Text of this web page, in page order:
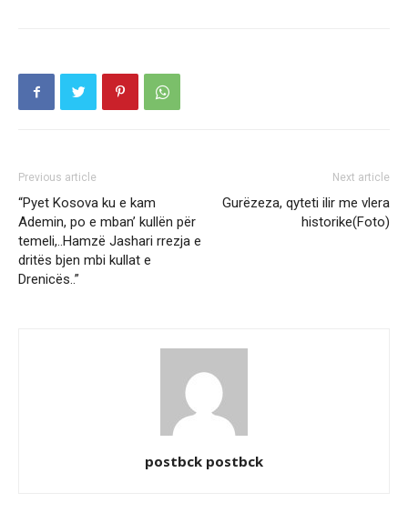
Previous article
“Pyet Kosova ku e kam
Ademin, po e mban’ kullën për
temeli,..Hamzë Jashari rrezja e
dritës bjen mbi kullat e
Drenicës..”
Next article
Gurëzeza, qyteti ilir me vlera
historike(Foto)
postbck postbck